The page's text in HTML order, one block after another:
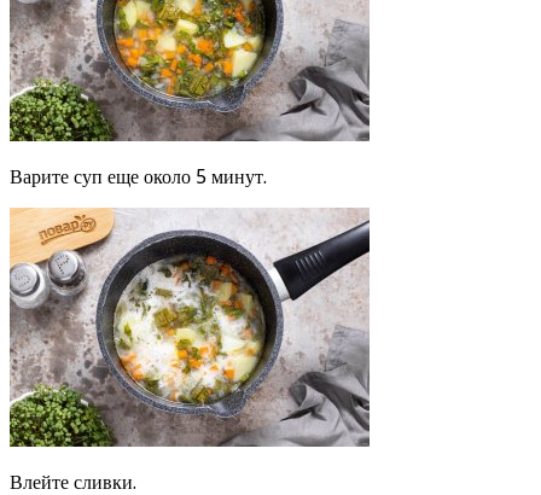
Варите суп еще около 5 минут.
Влейте сливки.